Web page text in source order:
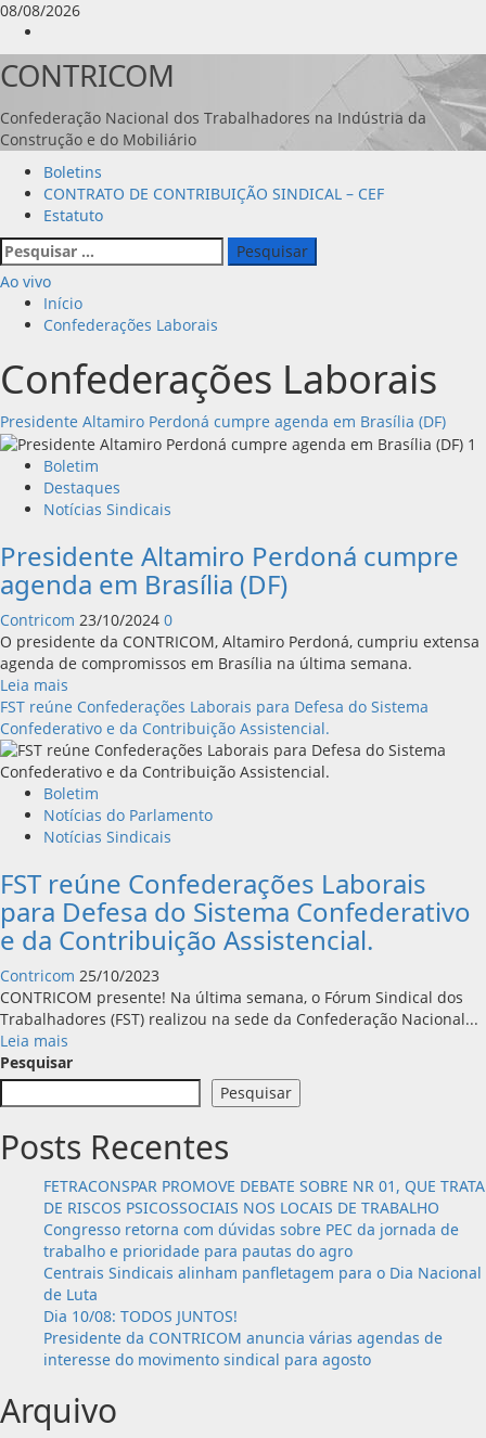
Avançar
para
o
conteúdo
08/08/2026
CONTRICOM
Confederação Nacional dos Trabalhadores na Indústria da
Construção e do Mobiliário
Menu
principal
Boletins
CONTRATO DE CONTRIBUIÇÃO SINDICAL – CEF
Estatuto
Pesquisar
por:
Ao vivo
Início
Confederações Laborais
Confederações Laborais
Presidente Altamiro Perdoná cumpre agenda em Brasília (DF)
Boletim
Destaques
Notícias Sindicais
Presidente Altamiro Perdoná cumpre
agenda em Brasília (DF)
Contricom 23/10/2024 0
O presidente da CONTRICOM, Altamiro Perdoná, cumpriu extensa
agenda de compromissos em Brasília na última semana.
Leia mais
mais
sobre
Presidente
Altamiro
Perdoná
cumpre
agenda
Brasília
(DF)
FST reúne Confederações Laborais para Defesa do Sistema
Confederativo e da Contribuição Assistencial.
Boletim
Notícias do Parlamento
Notícias Sindicais
FST reúne Confederações Laborais
para Defesa do Sistema Confederativo
e da Contribuição Assistencial.
Contricom 25/10/2023
CONTRICOM presente! Na última semana, o Fórum Sindical dos
Trabalhadores (FST) realizou na sede da Confederação Nacional...
Leia mais
mais
sobre
FST
Confederações
para
Defesa
do
Sistema
Confederativo
e
da
Contribuição
Assistencial.
Pesquisar
Pesquisar
Posts Recentes
FETRACONSPAR PROMOVE DEBATE SOBRE NR 01, QUE TRATA
DE RISCOS PSICOSSOCIAIS NOS LOCAIS DE TRABALHO
Congresso retorna com dúvidas sobre PEC da jornada de
trabalho e prioridade para pautas do agro
Centrais Sindicais alinham panfletagem para o Dia Nacional
de Luta
Dia 10/08: TODOS JUNTOS!
Presidente da CONTRICOM anuncia várias agendas de
interesse do movimento sindical para agosto
Arquivo